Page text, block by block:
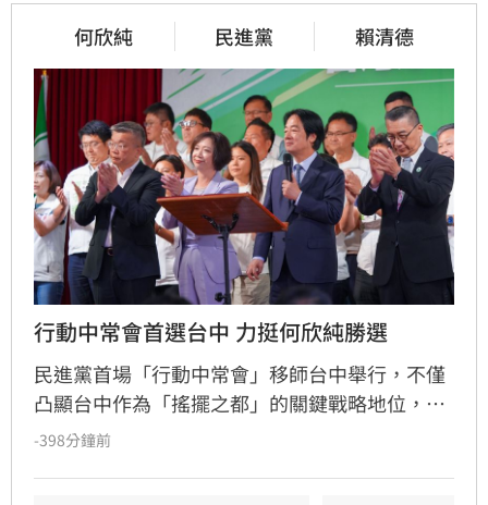
何欣純 民進黨 賴清德
行動中常會首選台中 力挺何欣純勝選
民進黨首場「行動中常會」移師台中舉行，不僅
凸顯台中作為「搖擺之都」的關鍵戰略地位，更
展現中央對中台灣選情的重視。透過集結黨內要
-398分鐘前